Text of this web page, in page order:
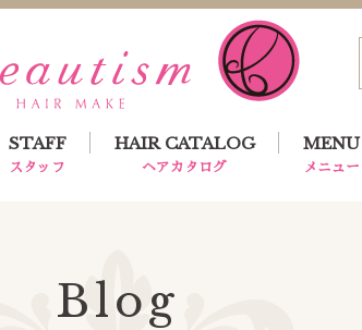
STAFF
スタッフ
HAIR CATALOG
ヘアカタログ
MENU
メニュー
Blog